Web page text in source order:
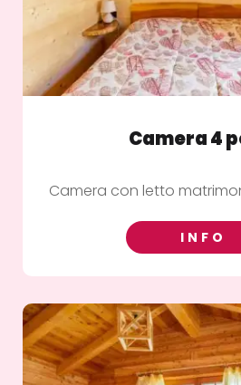
Camera 4
Camera con letto
INFO